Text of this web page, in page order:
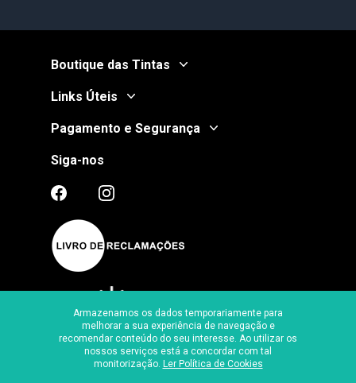
Armazenamos os dados temporariamente para
melhorar a sua experiência de navegação e
recomendar conteúdo do seu interesse. Ao utilizar os
nossos serviços está a concordar com tal
monitorização. Ler Política de Cookies
Boutique das Tintas
Links Úteis
Pagamento e Segurança
Siga-nos
Certificado de Segurança